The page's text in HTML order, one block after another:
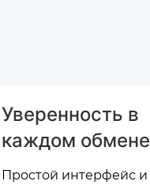
Уверенность в
каждом обмене
Простой интерфейс и